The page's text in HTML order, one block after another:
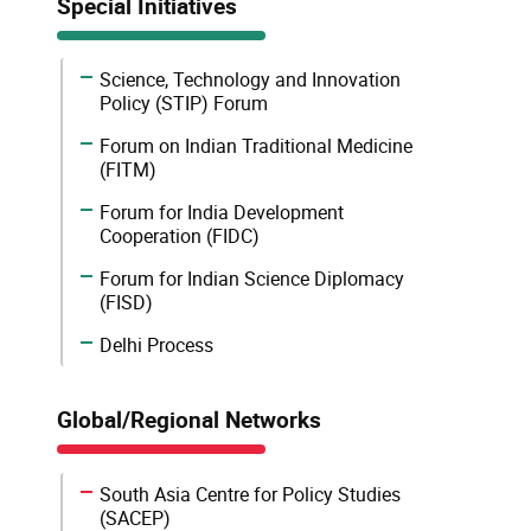
Science, Technology and Innovation
Policy (STIP) Forum
Forum on Indian Traditional Medicine
(FITM)
Forum for India Development
Cooperation (FIDC)
Forum for Indian Science Diplomacy
(FISD)
Delhi Process
Global/Regional Networks
South Asia Centre for Policy Studies
(SACEP)